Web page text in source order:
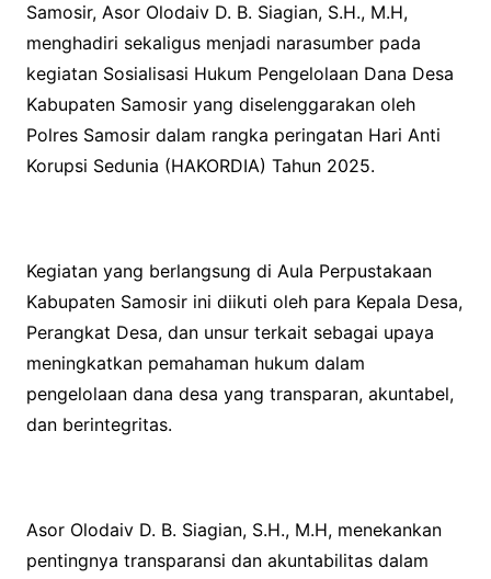
b
o
o
k
t
e
r
s
A
p
p
Samosir, Asor Olodaiv D. B. Siagian, S.H., M.H,
menghadiri sekaligus menjadi narasumber pada
kegiatan Sosialisasi Hukum Pengelolaan Dana Desa
Kabupaten Samosir yang diselenggarakan oleh
Polres Samosir dalam rangka peringatan Hari Anti
Korupsi Sedunia (HAKORDIA) Tahun 2025.
Kegiatan yang berlangsung di Aula Perpustakaan
Kabupaten Samosir ini diikuti oleh para Kepala Desa,
Perangkat Desa, dan unsur terkait sebagai upaya
meningkatkan pemahaman hukum dalam
pengelolaan dana desa yang transparan, akuntabel,
dan berintegritas.
Asor Olodaiv D. B. Siagian, S.H., M.H, menekankan
pentingnya transparansi dan akuntabilitas dalam